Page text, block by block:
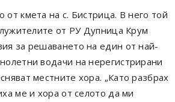
кмета на с. Бистрица. В него той
от РУ Дупница Крум
за решаването на един от най-
водачи на нерегистрирани
местните хора. „Като разбрах
ме и хора от селото да ми